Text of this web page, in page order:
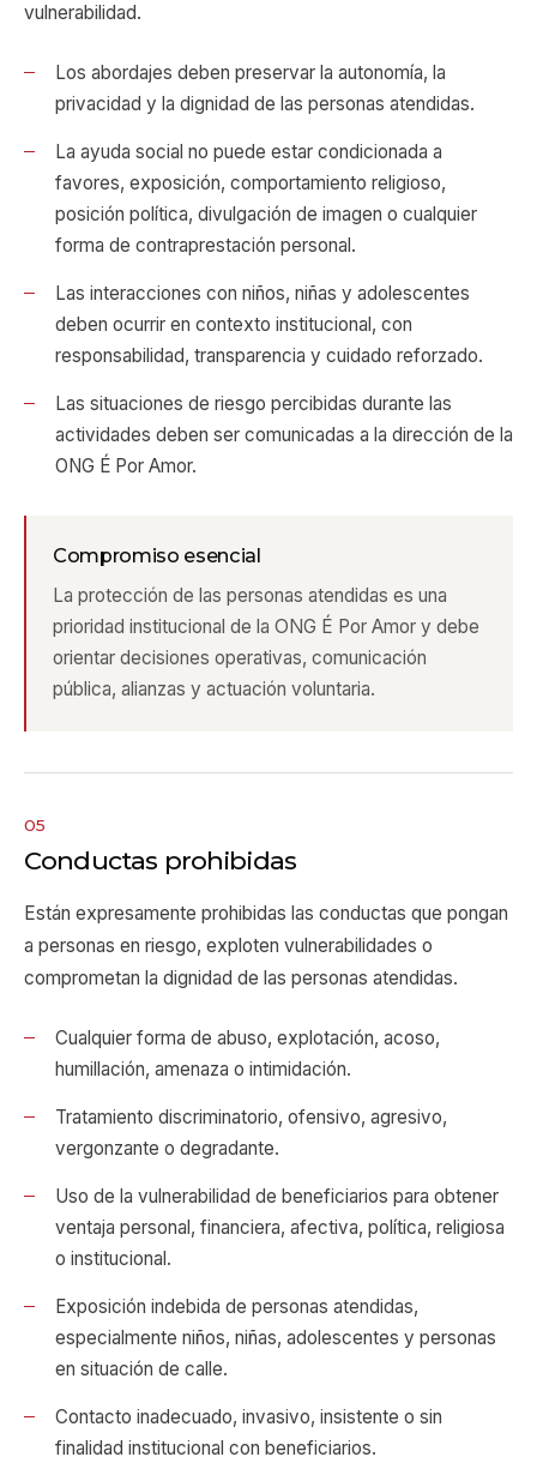
vulnerabilidad.
Los abordajes deben preservar la autonomía, la
privacidad y la dignidad de las personas atendidas.
La ayuda social no puede estar condicionada a
favores, exposición, comportamiento religioso,
posición política, divulgación de imagen o cualquier
forma de contraprestación personal.
Las interacciones con niños, niñas y adolescentes
deben ocurrir en contexto institucional, con
responsabilidad, transparencia y cuidado reforzado.
Las situaciones de riesgo percibidas durante las
actividades deben ser comunicadas a la dirección de la
ONG É Por Amor.
Compromiso esencial
La protección de las personas atendidas es una
prioridad institucional de la ONG É Por Amor y debe
orientar decisiones operativas, comunicación
pública, alianzas y actuación voluntaria.
05
Conductas prohibidas
Están expresamente prohibidas las conductas que pongan
a personas en riesgo, exploten vulnerabilidades o
comprometan la dignidad de las personas atendidas.
Cualquier forma de abuso, explotación, acoso,
humillación, amenaza o intimidación.
Tratamiento discriminatorio, ofensivo, agresivo,
vergonzante o degradante.
Uso de la vulnerabilidad de beneficiarios para obtener
ventaja personal, financiera, afectiva, política, religiosa
o institucional.
Exposición indebida de personas atendidas,
especialmente niños, niñas, adolescentes y personas
en situación de calle.
Contacto inadecuado, invasivo, insistente o sin
finalidad institucional con beneficiarios.